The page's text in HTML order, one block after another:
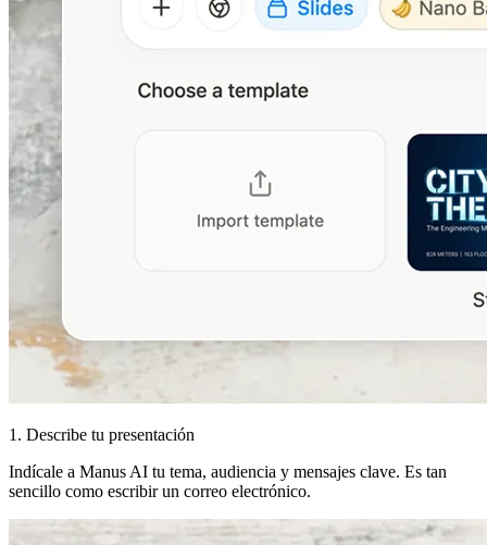
1. Describe tu presentación
Indícale a Manus AI tu tema, audiencia y mensajes clave. Es tan
sencillo como escribir un correo electrónico.